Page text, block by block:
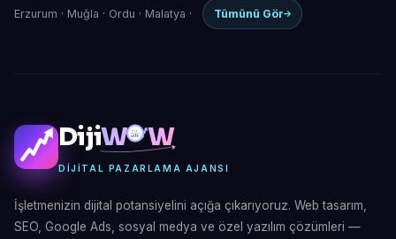
Erzurum · Muğla · Ordu · Malatya · Tümünü Gör
DijiW W
DIJITAL PAZARLAMA AJANSI
İşletmenizin dijital potansiyelini açığa çıkarıyoruz. Web tasarım,
SEO, Google Ads, sosyal medya ve özel yazılım çözümleri —